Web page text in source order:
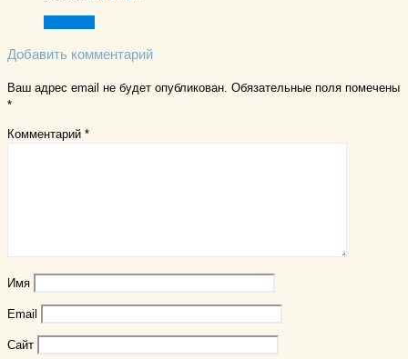
Добавить комментарий
Ваш адрес email не будет опубликован. Обязательные поля помечены
*
Комментарий *
Имя
Email
Сайт